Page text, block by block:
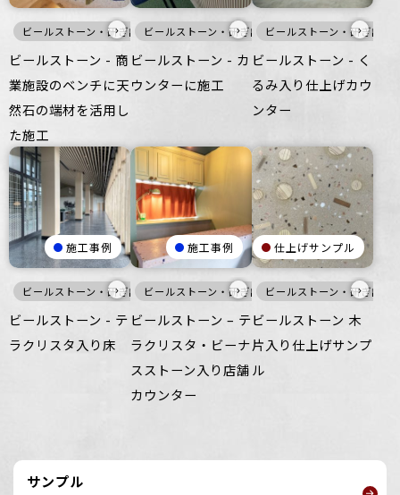
ビールストーン・研ぎ出し仕上げ 白 家具・什器 インテリア
›
ビールストーン - 商
業施設のベンチに天
然石の端材を活用し
た施工
ビールストーン・研ぎ出し仕上げ 暖色 家具・
›
ビールストーン - カ
ウンターに施工
ビールストーン・研ぎ出し
›
ビールストーン - く
るみ入り仕上げカウ
ンター
施工事例
ビールストーン・研ぎ出し仕上げ 床
›
ビールストーン - テ
ラクリスタ入り床
施工事例
ビールストーン・研ぎ出し仕上げ 灰 寒色
›
ビールストーン – テ
ラクリスタ・ビーナ
スストーン入り店舗
カウンター
仕上げサンプル
ビールストーン・研ぎ出し
›
ビールストーン 木
片入り仕上げサンプ
ル
サンプル